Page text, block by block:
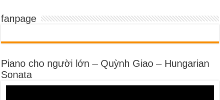
fanpage
Piano cho người lớn – Quỳnh Giao – Hungarian
Sonata